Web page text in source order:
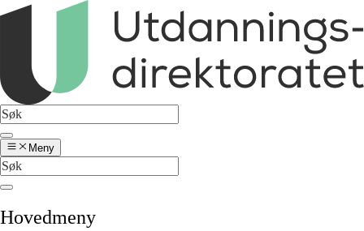
Meny
Hovedmeny